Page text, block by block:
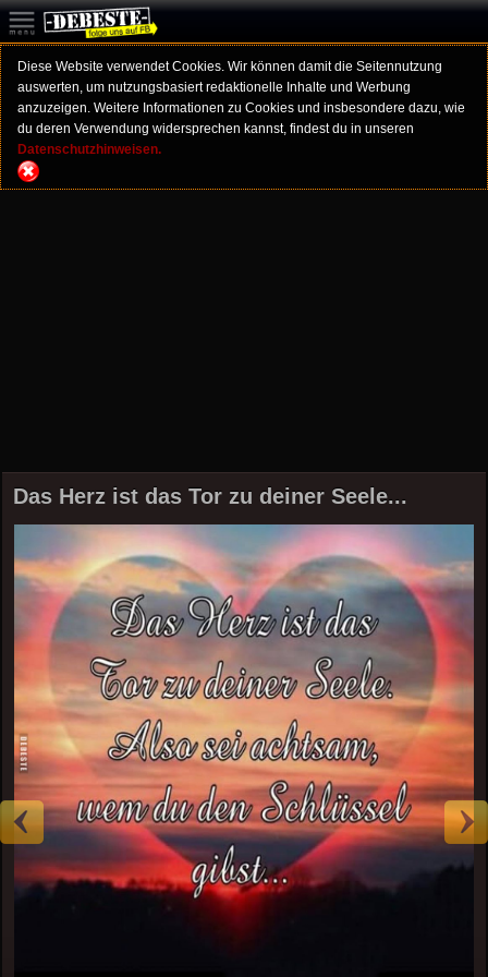
Diese Website verwendet Cookies. Wir können damit die Seitennutzung
auswerten, um nutzungsbasiert redaktionelle Inhalte und Werbung
anzuzeigen. Weitere Informationen zu Cookies und insbesondere dazu, wie
du deren Verwendung widersprechen kannst, findest du in unseren
Datenschutzhinweisen.
Das Herz ist das Tor zu deiner Seele...